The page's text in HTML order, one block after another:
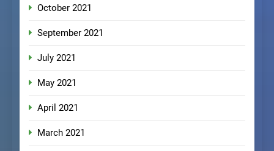
October 2021
September 2021
July 2021
May 2021
April 2021
March 2021